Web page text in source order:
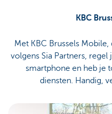
KBC
Met KBC Brussels
volgens Sia Partners, regel
smartphone en heb je
diensten. Handig,